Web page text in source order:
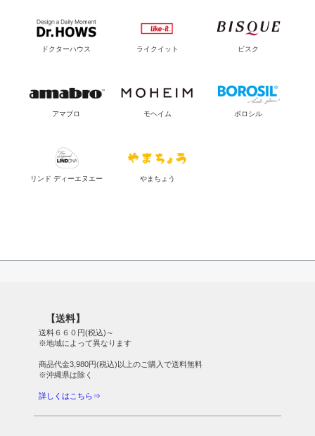
ドクターハウス ライクイット ビスク
アマブロ モヘイム ボロシル
リンド ディーエヌエー やまちょう
【送料】
送料６６０円(税込)～
※地域によって異なります
商品代金3,980円(税込)以上のご購入で送料無料
※沖縄県は除く
詳しくはこちら⇒